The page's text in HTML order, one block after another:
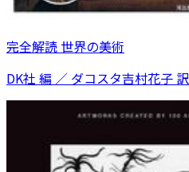
完全解読 世界の美術
DK社 編 ／ ダコスタ吉村花子 訳